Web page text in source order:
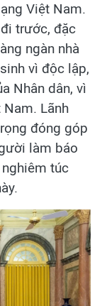
Việt Nam.
trước, đặc
ngàn nhà
vì độc lập,
Nhân dân, vì
Lãnh
đóng góp
làm báo
túc